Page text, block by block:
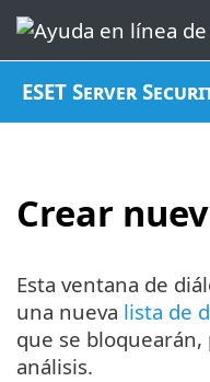
ESET Server
Crear
Esta ventana de
una nueva lista de
que se
análisis.